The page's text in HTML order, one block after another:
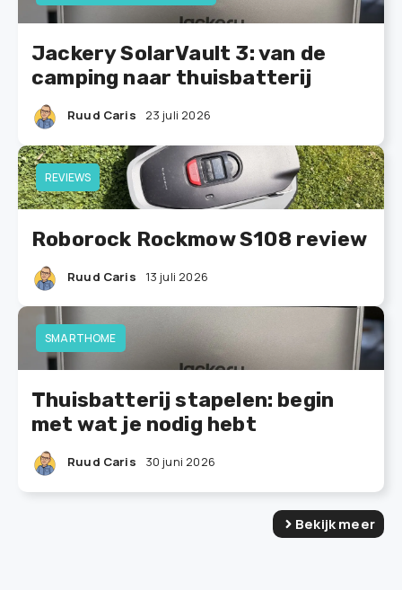
Jackery SolarVault 3: van de
camping naar thuisbatterij
Ruud Caris 23 juli 2026
REVIEWS
Roborock Rockmow S108 review
Ruud Caris 13 juli 2026
SMARTHOME
Thuisbatterij stapelen: begin
met wat je nodig hebt
Ruud Caris 30 juni 2026
Bekijk meer